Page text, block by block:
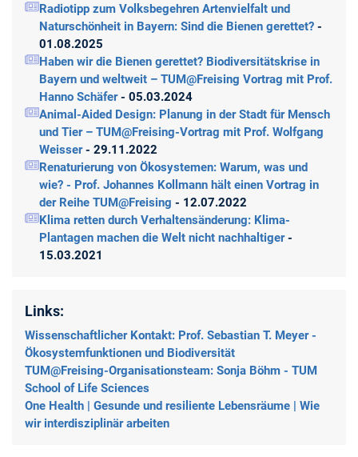
Radiotipp zum Volksbegehren Artenvielfalt und
Naturschönheit in Bayern: Sind die Bienen gerettet? -
01.08.2025
Haben wir die Bienen gerettet? Biodiversitätskrise in
Bayern und weltweit – TUM@Freising Vortrag mit Prof.
Hanno Schäfer- 05.03.2024
Animal-Aided Design: Planung in der Stadt für Mensch
und Tier – TUM@Freising-Vortrag mit Prof. Wolfgang
Weisser- 29.11.2022
Renaturierung von Ökosystemen: Warum, was und
wie? - Prof. Johannes Kollmann hält einen Vortrag in
der Reihe TUM@Freising - 12.07.2022
Klima retten durch Verhaltensänderung: Klima-
Plantagen machen die Welt nicht nachhaltiger-
15.03.2021
Links:
Wissenschaftlicher Kontakt: Prof. Sebastian T. Meyer -
Ökosystemfunktionen und Biodiversität
TUM@Freising-Organisationsteam: Sonja Böhm - TUM
School of Life Sciences
One Health | Gesunde und resiliente Lebensräume | Wie
wir interdisziplinär arbeiten